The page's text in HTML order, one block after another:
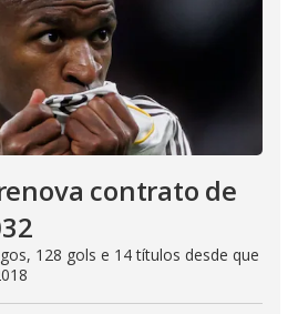
contrato de
128 gols e 14 títulos desde que